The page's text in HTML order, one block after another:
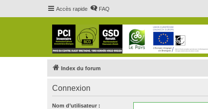
Accès rapide FAQ
Index du forum
Connexion
Nom d’utilisateur :